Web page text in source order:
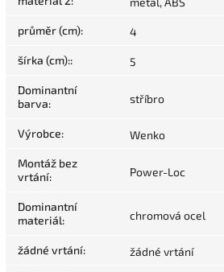
průměr (cm): 4
šírka (cm):: 5
Dominantní
barva: stříbro
Výrobce: Wenko
Montáž bez
vrtání: Power-Loc
Dominantní
materiál: chromová ocel
žádné vrtání: žádné vrtání